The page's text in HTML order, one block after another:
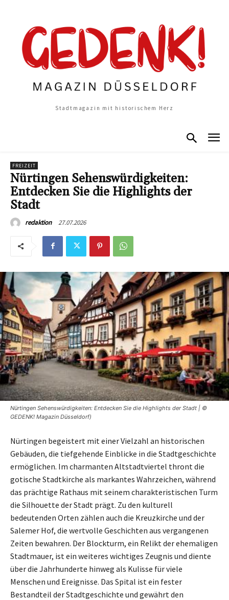
Stadtmagazin mit historischem Herz
FREIZEIT
Nürtingen Sehenswürdigkeiten:
Entdecken Sie die Highlights der
Stadt
redaktion 27.07.2026
Nürtingen Sehenswürdigkeiten: Entdecken Sie die Highlights der Stadt | ©
GEDENK! Magazin Düsseldorf)
Nürtingen begeistert mit einer Vielzahl an historischen
Gebäuden, die tiefgehende Einblicke in die Stadtgeschichte
ermöglichen. Im charmanten Altstadtviertel thront die
gotische Stadtkirche als markantes Wahrzeichen, während
das prächtige Rathaus mit seinem charakteristischen Turm
die Silhouette der Stadt prägt. Zu den kulturell
bedeutenden Orten zählen auch die Kreuzkirche und der
Salemer Hof, die wertvolle Geschichten aus vergangenen
Zeiten bewahren. Der Blockturm, ein Relikt der ehemaligen
Stadtmauer, ist ein weiteres wichtiges Zeugnis und diente
über die Jahrhunderte hinweg als Kulisse für viele
Menschen und Ereignisse. Das Spital ist ein fester
Bestandteil der Stadtgeschichte und gewährt den